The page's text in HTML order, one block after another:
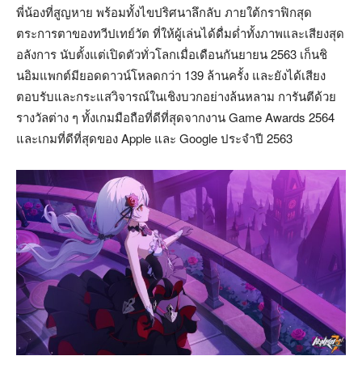
พี่น้องที่สูญหาย พร้อมทั้งไขปริศนาลึกลับ ภายใต้กราฟิกสุด
ตระการตาของทวีปเทย์วัต ที่ให้ผู้เล่นได้ดื่มด่ำทั้งภาพและเสียงสุด
อลังการ นับตั้งแต่เปิดตัวทั่วโลกเมื่อเดือนกันยายน 2563 เก็นชิ
นอิมแพกต์มียอดดาวน์โหลดกว่า 139 ล้านครั้ง และยังได้เสียง
ตอบรับและกระแสวิจารณ์ในเชิงบวกอย่างล้นหลาม การันตีด้วย
รางวัลต่าง ๆ ทั้งเกมมือถือที่ดีที่สุดจากงาน Game Awards 2564
และเกมที่ดีที่สุดของ Apple และ Google ประจำปี 2563